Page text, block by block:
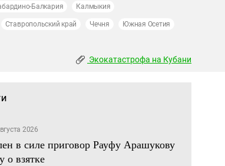
Балкария Калмыкия
Ставропольский край Чечня Южная Осетия
Экокатастрофа на Кубани
2026
в силе приговор Рауфу Арашукову
о взятке